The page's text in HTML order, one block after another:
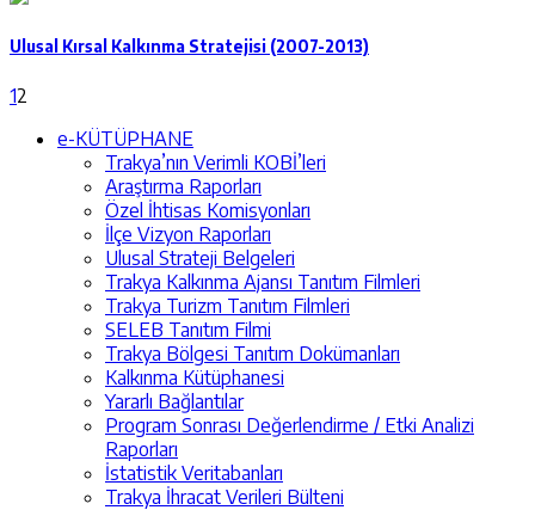
Ulusal Kırsal Kalkınma Stratejisi (2007-2013)
12
e-KÜTÜPHANE
Trakya’nın Verimli KOBİ’leri
Araştırma Raporları
Özel İhtisas Komisyonları
İlçe Vizyon Raporları
Ulusal Strateji Belgeleri
Trakya Kalkınma Ajansı Tanıtım Filmleri
Trakya Turizm Tanıtım Filmleri
SELEB Tanıtım Filmi
Trakya Bölgesi Tanıtım Dokümanları
Kalkınma Kütüphanesi
Yararlı Bağlantılar
Program Sonrası Değerlendirme / Etki Analizi
Raporları
İstatistik Veritabanları
Trakya İhracat Verileri Bülteni